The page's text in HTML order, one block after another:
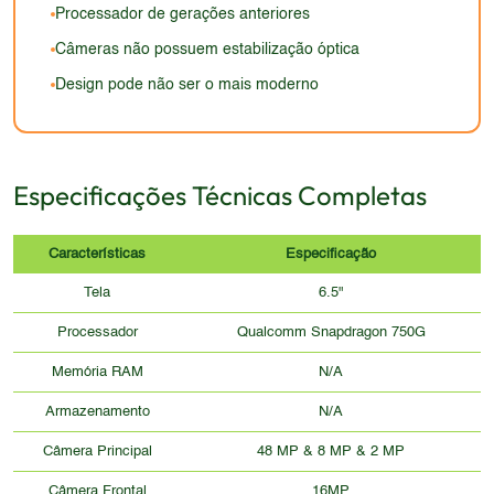
ultrapassado em termos estéticos.
Processador de gerações anteriores
Câmeras não possuem estabilização óptica
Design pode não ser o mais moderno
Especificações Técnicas Completas
Características Especificação
Tela 6.5"
Processador Qualcomm Snapdragon 750G
Memória RAM N/A
Armazenamento N/A
Câmera Principal 48 MP & 8 MP & 2 MP